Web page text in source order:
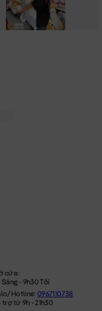
cửa:
Sáng - 9h30 Tối
Hotline:0967110738
trợ từ 9h - 21h30